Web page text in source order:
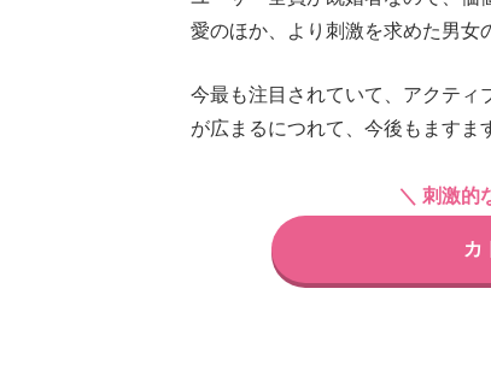
愛のほか、より刺激を求めた男女
今最も注目されていて、アクティ
が広まるにつれて、今後もますま
＼ 刺激的
カ